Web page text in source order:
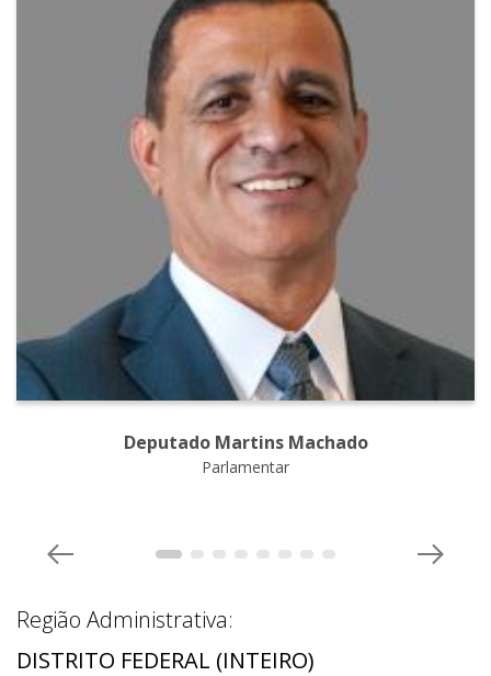
Deputado Martins Machado
Parlamentar
Região Administrativa:
DISTRITO FEDERAL (INTEIRO)